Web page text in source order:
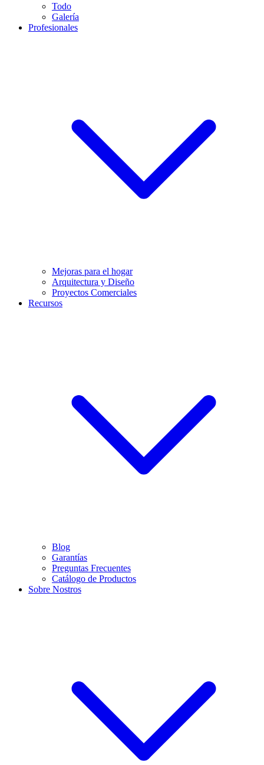
Todo
Galería
Profesionales
Mejoras para el hogar
Arquitectura y Diseño
Proyectos Comerciales
Recursos
Blog
Garantías
Preguntas Frecuentes
Catálogo de Productos
Sobre Nostros